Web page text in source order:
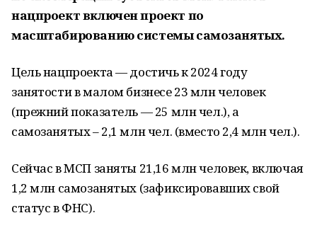
нацпроект включен проект по
масштабированию системы самозанятых.
Цель нацпроекта — достичь к 2024 году
занятости в малом бизнесе 23 млн человек
(прежний показатель — 25 млн чел.), а
самозанятых – 2,1 млн чел. (вместо 2,4 млн чел.).
Сейчас в МСП заняты 21,16 млн человек, включая
1,2 млн самозанятых (зафиксировавших свой
статус в ФНС).